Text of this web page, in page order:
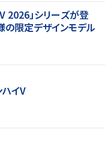
2026」シリーズが登
の限定デザインモデル
イV